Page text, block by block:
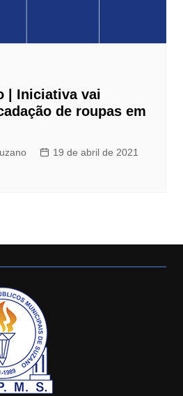
| Iniciativa vai
de roupas em
19 de abril de 2021